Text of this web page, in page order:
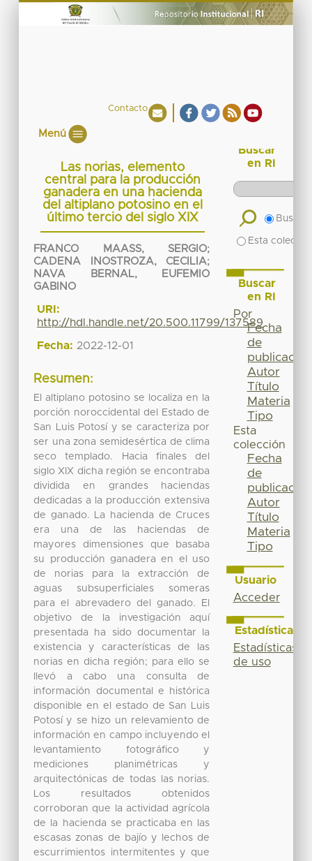
Contacto
Menú
Las norias, elemento
central para la producción
ganadera en una hacienda
del altiplano potosino en el
último tercio del siglo XIX
FRANCO MAASS, SERGIO;
CADENA INOSTROZA, CECILIA;
NAVA BERNAL, EUFEMIO
GABINO
URI:
http://hdl.handle.net/20.500.11799/137589
Fecha: 2022-12-01
Resumen:
El altiplano potosino se localiza en la
porción noroccidental del Estado de
San Luis Potosí y se caracteriza por
ser una zona semidesértica de clima
seco templado. Hacia finales del
siglo XIX dicha región se encontraba
dividida en grandes haciendas
dedicadas a la producción extensiva
de ganado. La hacienda de Cruces
era una de las haciendas de
mayores dimensiones que basaba
su producción ganadera en el uso
de norias para la extracción de
aguas subsuperficiales someras
para el abrevadero del ganado. El
objetivo de la investigación aquí
presentada ha sido documentar la
existencia y características de las
norias en dicha región; para ello se
llevó a cabo una consulta de
información documental e histórica
disponible en el estado de San Luis
Potosí y se hizo un relevamiento de
información en campo incluyendo el
levantamiento fotográfico y
mediciones planimétricas y
arquitectónicas de todas las norias.
Los resultados obtenidos
corroboran que la actividad agrícola
de la hacienda se practicaba en las
escasas zonas de bajío y lechos de
escurrimientos intermitentes y que
Buscar
en RI
Buscar
Esta
Buscar
en RI
Por
Fecha
de
publicación
Autor
Título
Materia
Tipo
Esta
colección
Fecha
de
publicación
Autor
Título
Materia
Tipo
Usuario
Acceder
Estadísticas
Estadísticas
de uso